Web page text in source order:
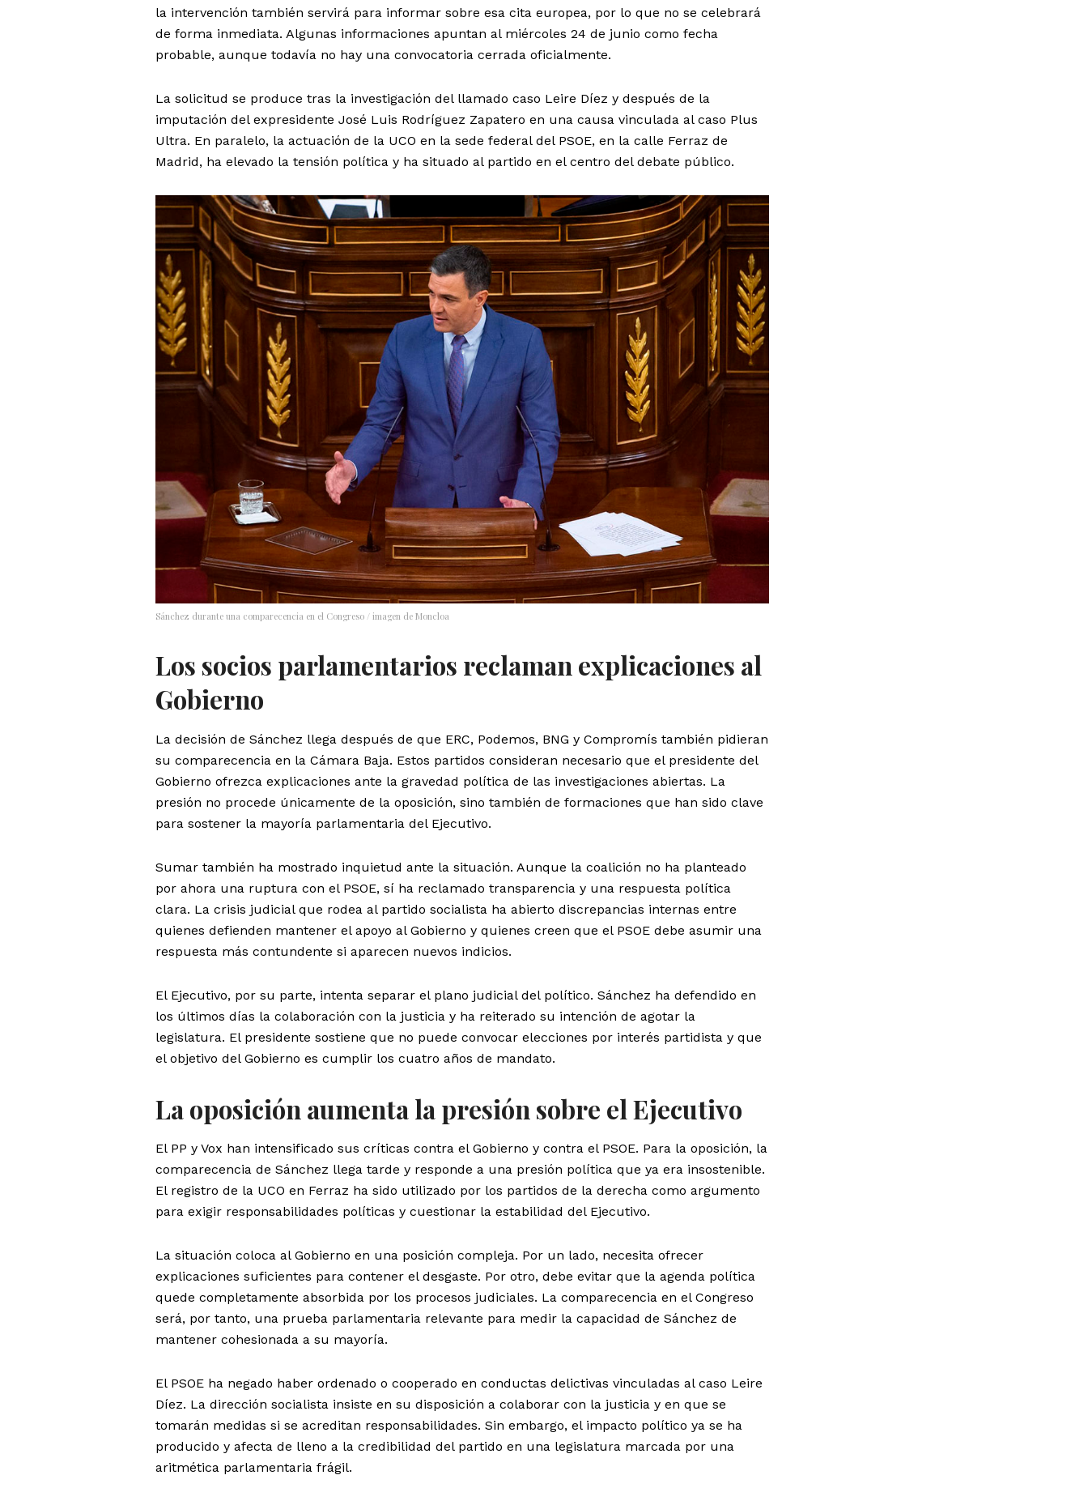
la intervención también servirá para informar sobre esa cita europea, por lo que no se celebrará
de forma inmediata. Algunas informaciones apuntan al miércoles 24 de junio como fecha
probable, aunque todavía no hay una convocatoria cerrada oficialmente.
La solicitud se produce tras la investigación del llamado caso Leire Díez y después de la
imputación del expresidente José Luis Rodríguez Zapatero en una causa vinculada al caso Plus
Ultra. En paralelo, la actuación de la UCO en la sede federal del PSOE, en la calle Ferraz de
Madrid, ha elevado la tensión política y ha situado al partido en el centro del debate público.
Sánchez durante una comparecencia en el Congreso / imagen de Moncloa
Los socios parlamentarios reclaman explicaciones al
Gobierno
La decisión de Sánchez llega después de que ERC, Podemos, BNG y Compromís también pidieran
su comparecencia en la Cámara Baja. Estos partidos consideran necesario que el presidente del
Gobierno ofrezca explicaciones ante la gravedad política de las investigaciones abiertas. La
presión no procede únicamente de la oposición, sino también de formaciones que han sido clave
para sostener la mayoría parlamentaria del Ejecutivo.
Sumar también ha mostrado inquietud ante la situación. Aunque la coalición no ha planteado
por ahora una ruptura con el PSOE, sí ha reclamado transparencia y una respuesta política
clara. La crisis judicial que rodea al partido socialista ha abierto discrepancias internas entre
quienes defienden mantener el apoyo al Gobierno y quienes creen que el PSOE debe asumir una
respuesta más contundente si aparecen nuevos indicios.
El Ejecutivo, por su parte, intenta separar el plano judicial del político. Sánchez ha defendido en
los últimos días la colaboración con la justicia y ha reiterado su intención de agotar la
legislatura. El presidente sostiene que no puede convocar elecciones por interés partidista y que
el objetivo del Gobierno es cumplir los cuatro años de mandato.
La oposición aumenta la presión sobre el Ejecutivo
El PP y Vox han intensificado sus críticas contra el Gobierno y contra el PSOE. Para la oposición, la
comparecencia de Sánchez llega tarde y responde a una presión política que ya era insostenible.
El registro de la UCO en Ferraz ha sido utilizado por los partidos de la derecha como argumento
para exigir responsabilidades políticas y cuestionar la estabilidad del Ejecutivo.
La situación coloca al Gobierno en una posición compleja. Por un lado, necesita ofrecer
explicaciones suficientes para contener el desgaste. Por otro, debe evitar que la agenda política
quede completamente absorbida por los procesos judiciales. La comparecencia en el Congreso
será, por tanto, una prueba parlamentaria relevante para medir la capacidad de Sánchez de
mantener cohesionada a su mayoría.
El PSOE ha negado haber ordenado o cooperado en conductas delictivas vinculadas al caso Leire
Díez. La dirección socialista insiste en su disposición a colaborar con la justicia y en que se
tomarán medidas si se acreditan responsabilidades. Sin embargo, el impacto político ya se ha
producido y afecta de lleno a la credibilidad del partido en una legislatura marcada por una
aritmética parlamentaria frágil.